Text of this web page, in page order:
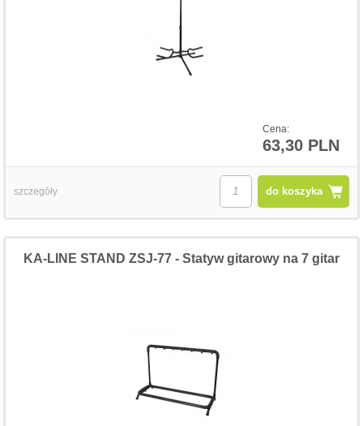
Cena:
63,30 PLN
do koszyka
szczegóły
KA-LINE STAND ZSJ-77 - Statyw gitarowy na 7 gitar